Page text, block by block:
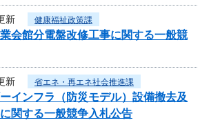
新 健康福祉政策課
会館分電盤改修工事に関する一般競
新 省エネ・再エネ社会推進課
インフラ（防災モデル）設備撤去及
関する一般競争入札公告